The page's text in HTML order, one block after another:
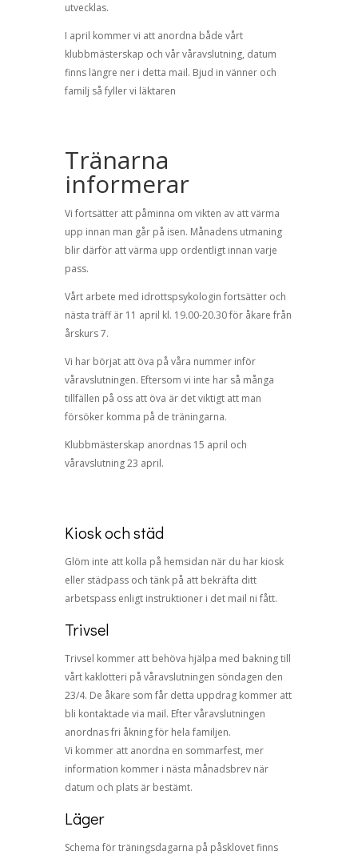
utvecklas.
I april kommer vi att anordna både vårt
klubbmästerskap och vår våravslutning, datum
finns längre ner i detta mail. Bjud in vänner och
familj så fyller vi läktaren
Tränarna
informerar
Vi fortsätter att påminna om vikten av att värma
upp innan man går på isen. Månadens utmaning
blir därför att värma upp ordentligt innan varje
pass.
Vårt arbete med idrottspsykologin fortsätter och
nästa träff är 11 april kl. 19.00-20.30 för åkare från
årskurs 7.
Vi har börjat att öva på våra nummer inför
våravslutningen. Eftersom vi inte har så många
tillfällen på oss att öva är det viktigt att man
försöker komma på de träningarna.
Klubbmästerskap anordnas 15 april och
våravslutning 23 april.
Kiosk och städ
Glöm inte att kolla på hemsidan när du har kiosk
eller städpass och tänk på att bekräfta ditt
arbetspass enligt instruktioner i det mail ni fått.
Trivsel
Trivsel kommer att behöva hjälpa med bakning till
vårt kaklotteri på våravslutningen söndagen den
23/4. De åkare som får detta uppdrag kommer att
bli kontaktade via mail. Efter våravslutningen
anordnas fri åkning för hela familjen.
Vi kommer att anordna en sommarfest, mer
information kommer i nästa månadsbrev när
datum och plats är bestämt.
Läger
Schema för träningsdagarna på påsklovet finns